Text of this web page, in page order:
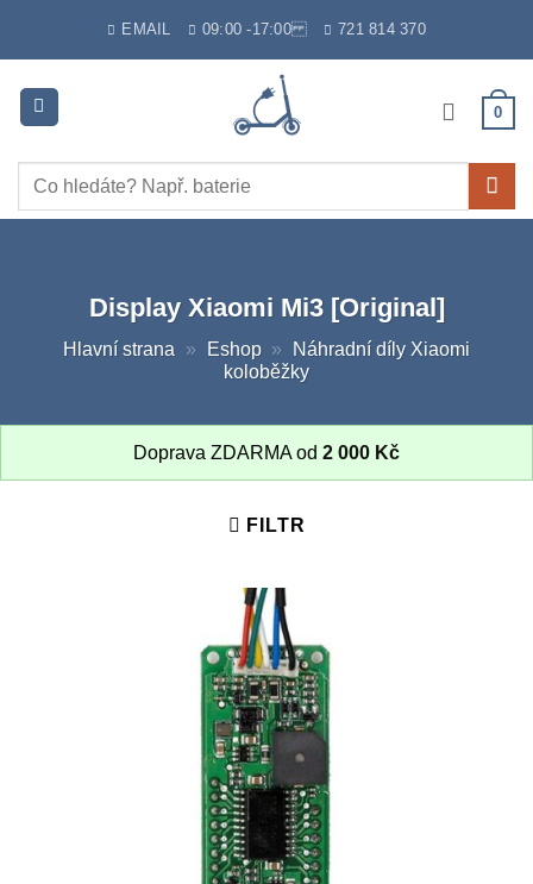
EMAIL 09:00 -17:00 721 814 370
0
Hledat:
Display Xiaomi Mi3 [Original]
Hlavní strana » Eshop »
Náhradní díly Xiaomi
koloběžky
Doprava ZDARMA od 2 000 Kč
FILTR